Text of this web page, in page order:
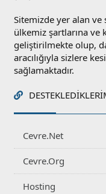
Sitemizde yer alan
ülkemiz şartlarına ve
geliştirilmekte olup,
aracılığıyla sizlere
sağlamaktadır.
Cevre.Net
Cevre.Org
Hosting